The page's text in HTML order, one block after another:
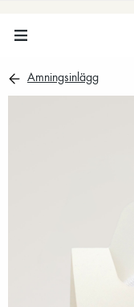
Amningsinlägg